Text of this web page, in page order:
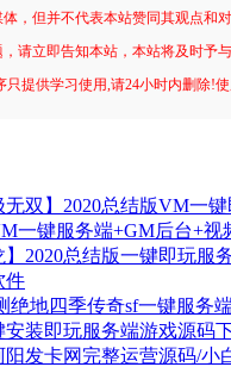
，但并不代表本站赞同其观点和
请立即告知本站，本站将及时予
提供学习使用,请24小时内删除!
双】2020总结版VM一
一键服务端+GM后台+视
2020总结版一键即玩服
件
绝地四季传奇sf一键服务
安装即玩服务端游戏源码
阳发卡网完整运营源码/